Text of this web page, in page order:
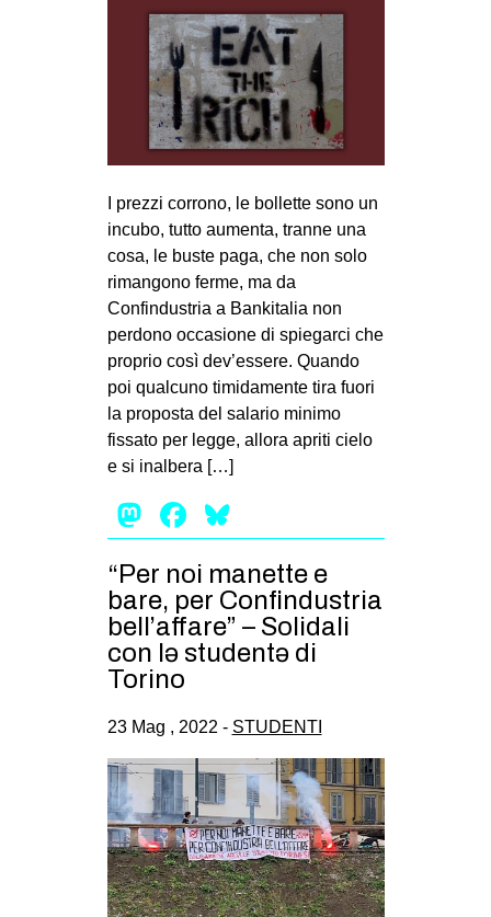
I prezzi corrono, le bollette sono un
incubo, tutto aumenta, tranne una
cosa, le buste paga, che non solo
rimangono ferme, ma da
Confindustria a Bankitalia non
perdono occasione di spiegarci che
proprio così dev’essere. Quando
poi qualcuno timidamente tira fuori
la proposta del salario minimo
fissato per legge, allora apriti cielo
e si inalbera […]
Mastodon
Facebook
“Per noi manette e
bare, per Confindustria
bell’affare” – Solidali
con lə studentə di
Torino
23 Mag , 2022 - STUDENTI